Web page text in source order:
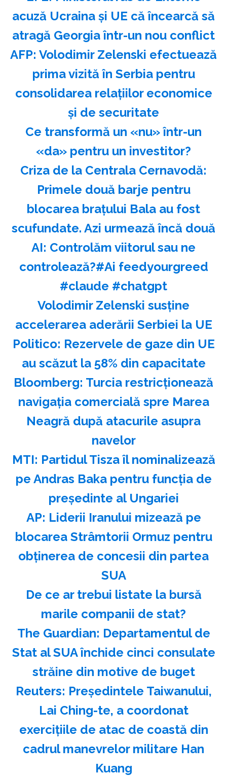
acuză Ucraina şi UE că încearcă să
atragă Georgia într-un nou conflict
AFP: Volodimir Zelenski efectuează
prima vizită în Serbia pentru
consolidarea relaţiilor economice
şi de securitate
Ce transformă un «nu» într-un
«da» pentru un investitor?
Criza de la Centrala Cernavodă:
Primele două barje pentru
blocarea brațului Bala au fost
scufundate. Azi urmează încă două
AI: Controlăm viitorul sau ne
controlează?#Ai feedyourgreed
#claude #chatgpt
Volodimir Zelenski susţine
accelerarea aderării Serbiei la UE
Politico: Rezervele de gaze din UE
au scăzut la 58% din capacitate
Bloomberg: Turcia restricţionează
navigaţia comercială spre Marea
Neagră după atacurile asupra
navelor
MTI: Partidul Tisza îl nominalizează
pe Andras Baka pentru funcţia de
preşedinte al Ungariei
AP: Liderii Iranului mizează pe
blocarea Strâmtorii Ormuz pentru
obţinerea de concesii din partea
SUA
️De ce ar trebui listate la bursă
marile companii de stat?
The Guardian: Departamentul de
Stat al SUA închide cinci consulate
străine din motive de buget
Reuters: Preşedintele Taiwanului,
Lai Ching-te, a coordonat
exerciţiile de atac de coastă din
cadrul manevrelor militare Han
Kuang